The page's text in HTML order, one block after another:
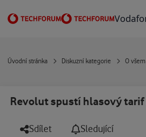
Úvodní stránka Diskuzní kategorie O
Revolut spustí hlasový tarif
Sdílet Sledující